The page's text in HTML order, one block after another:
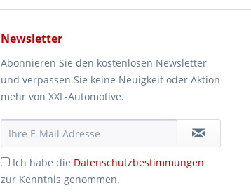
Newsletter
Abonnieren Sie den kostenlosen Newsletter
und verpassen Sie keine Neuigkeit oder Aktion
mehr von XXL-Automotive.
Ich habe die Datenschutzbestimmungen
zur Kenntnis genommen.